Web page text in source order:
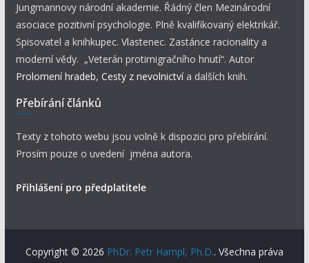
Jungmannovy národní akademie. Řádný člen Mezinárodní
asociace pozitivní psychologie. Plně kvalifikovaný elektrikář.
Spisovatel a knihkupec. Vlastenec. Zastánce racionality a
moderní vědy. „Veterán protimigračního hnutí“. Autor
Prolomení hradeb, Cesty z nevolnictví a dalších knih.
Přebírání článků
Texty z tohoto webu jsou volně k dispozici pro přebírání.
Prosím pouze o uvedení jména autora.
Přihlášení pro předplatitele
Copyright © 2026 PhDr. Petr Hampl, Ph.D.. Všechna práva